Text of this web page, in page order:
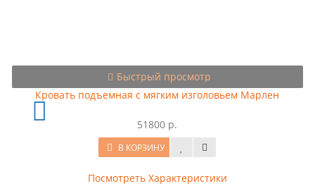
Быстрый просмотр
Кровать подъемная с мягким изголовьем Марлен
51800 р.
В КОРЗИНУ
Посмотреть Характеристики